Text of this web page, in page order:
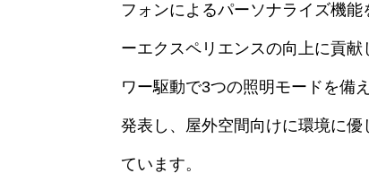
フォンによるパーソナライズ機
ーエクスペリエンスの向上に貢
ワー駆動で3つの照明モードを備
発表し、屋外空間向けに環境に
ています。